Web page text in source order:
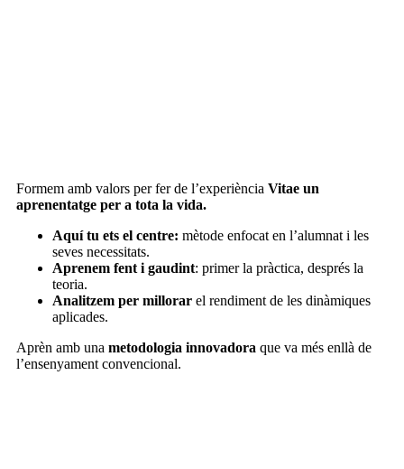
Formem amb valors per fer de l’experiència Vitae un
aprenentatge per a tota la vida.
Aquí tu ets el centre: mètode enfocat en l’alumnat i les
seves necessitats.
Aprenem fent i gaudint: primer la pràctica, després la
teoria.
Analitzem per millorar el rendiment de les dinàmiques
aplicades.
Aprèn amb una metodologia innovadora que va més enllà de
l’ensenyament convencional.